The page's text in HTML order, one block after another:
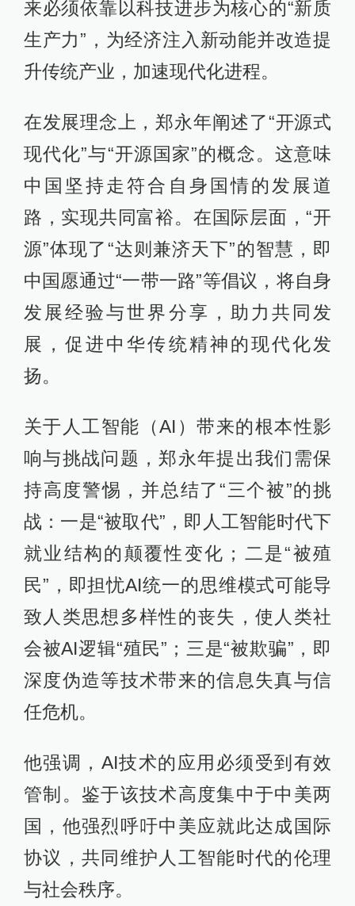
来必须依靠以科技进步为核心的“新质
生产力”，为经济注入新动能并改造提
升传统产业，加速现代化进程。
在发展理念上，郑永年阐述了“开源式
现代化”与“开源国家”的概念。这意味
中国坚持走符合自身国情的发展道
路，实现共同富裕。在国际层面，“开
源”体现了“达则兼济天下”的智慧，即
中国愿通过“一带一路”等倡议，将自身
发展经验与世界分享，助力共同发
展，促进中华传统精神的现代化发
扬。
关于人工智能（AI）带来的根本性影
响与挑战问题，郑永年提出我们需保
持高度警惕，并总结了“三个被”的挑
战：一是“被取代”，即人工智能时代下
就业结构的颠覆性变化；二是“被殖
民”，即担忧AI统一的思维模式可能导
致人类思想多样性的丧失，使人类社
会被AI逻辑“殖民”；三是“被欺骗”，即
深度伪造等技术带来的信息失真与信
任危机。
他强调，AI技术的应用必须受到有效
管制。鉴于该技术高度集中于中美两
国，他强烈呼吁中美应就此达成国际
协议，共同维护人工智能时代的伦理
与社会秩序。